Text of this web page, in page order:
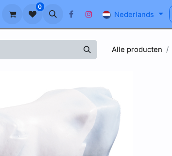
Ons Verhaal Blog FAQ
0
Nederlands
Alle producten